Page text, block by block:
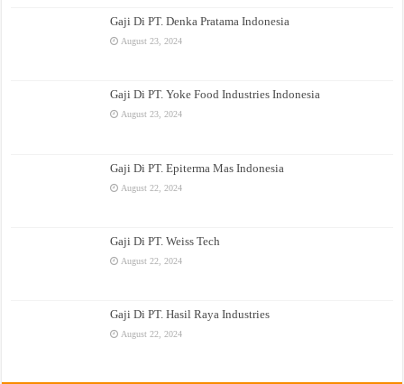
Gaji Di PT. Denka Pratama Indonesia
August 23, 2024
Gaji Di PT. Yoke Food Industries Indonesia
August 23, 2024
Gaji Di PT. Epiterma Mas Indonesia
August 22, 2024
Gaji Di PT. Weiss Tech
August 22, 2024
Gaji Di PT. Hasil Raya Industries
August 22, 2024